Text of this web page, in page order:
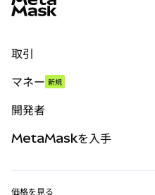
取引
パーペチュアル
RWA
マネー 新規
開発者
MetaMaskを入手
価格を見る